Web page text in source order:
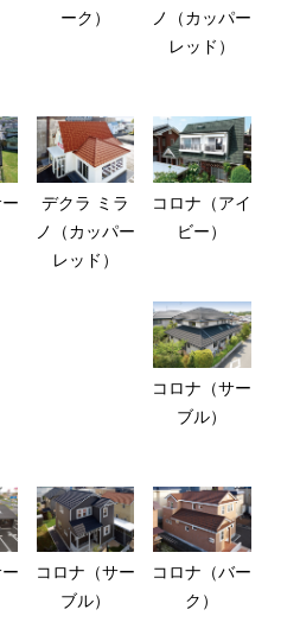
ーク）
ノ（カッパー
レッド）
デクラ ミラ
ノ（カッパー
レッド）
コロナ（アイ
ビー）
コロナ（サー
ブル）
コロナ（サー
ブル）
コロナ（バー
ク）